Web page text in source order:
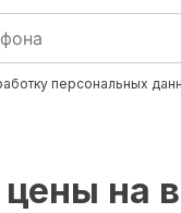
персональных
на